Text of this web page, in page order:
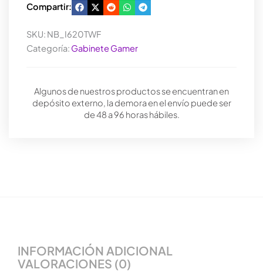
Compartir:
SKU: NB_I620TWF
Categoría: Gabinete Gamer
Algunos de nuestros productos se encuentran en
depósito externo, la demora en el envío puede ser
de 48 a 96 horas hábiles.
INFORMACIÓN ADICIONAL
VALORACIONES (0)